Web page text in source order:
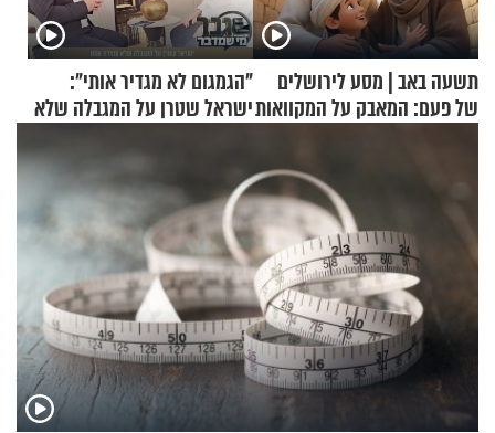
תשעה באב | מסע לירושלים
של פעם: המאבק על המקוואות
"הגמגום לא מגדיר אותי":
ישראל שטרן על המגבלה שלא